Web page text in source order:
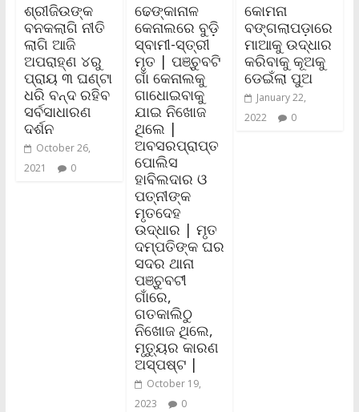
ଶ୍ରୀଜିଉଙ୍କ
ବନକଲାଗି ନୀତି
ଲାଗି ଆଜି
ଅପରାହ୍ଣ ୪ରୁ
ପ୍ରାୟ ୩ ଘଣ୍ଟା
ଧରି ବନ୍ଦ ରହିବ
ସର୍ବସାଧାରଣ
ଦର୍ଶନ
October 26,
2021
0
ଢେଙ୍କାନାଳ
କେନାଲରେ ବୁଡ଼ି
ସ୍ବାମୀ-ସ୍ତ୍ରୀ
ମୃତ | ପଞ୍ଚୁବଟି
ଗାଁ କେନାଲକୁ
ଗାଧୋଇବାକୁ
ଯାଇ ନିଖୋଜ
ଥିଲେ |
ଅବସରପ୍ରାପ୍ତ
ପୋଲିସ
ହାବିଲଦାର ଓ
ପତ୍ନୀଙ୍କ
ମୃତଦେହ
ଉଦ୍ଧାର | ମୃତ
ଦମ୍ପତିଙ୍କ ଘର
ସଦର ଥାନା
ପଞ୍ଚୁବଟୀ
ଗାଁରେ,
ଗତକାଲିଠୁ
ନିଖୋଜ ଥିଲେ,
ମୃତ୍ୟୁର କାରଣ
ଅସ୍ପଷ୍ଟ |
October 19,
2023
0
କୋମନା
ବଙ୍ଗଲାପଡ଼ାରେ
ମାଆକୁ ଉଦ୍ଧାର
କରିବାକୁ କୂଅକୁ
ଡେଇଁଲା ପୁଅ
January 22,
2022
0